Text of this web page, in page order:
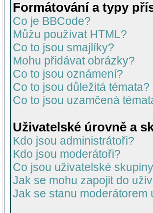
Formátování a typy
Co je BBCode?
Můžu používat HTML?
Co to jsou smajlíky?
Mohu přidávat obrázky?
Co to jsou oznámení?
Co to jsou důležitá témata?
Co to jsou uzamčená
Uživatelské úrovně a
Kdo jsou administrátoři?
Kdo jsou moderátoři?
Co jsou uživatelské
Jak se mohu zapojit do
Jak se stanu moderátorem